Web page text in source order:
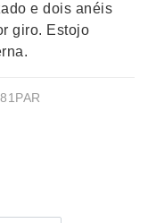
e dois anéis
giro. Estojo